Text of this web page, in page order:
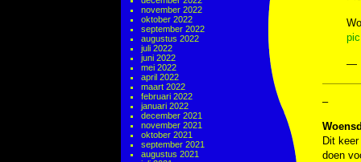
november 2022
oktober 2022
september 2022
augustus 2022
juli 2022
juni 2022
mei 2022
april 2022
maart 2022
februari 2022
januari 2022
december 2021
november 2021
oktober 2021
september 2021
augustus 2021
—
–
Dit
doen